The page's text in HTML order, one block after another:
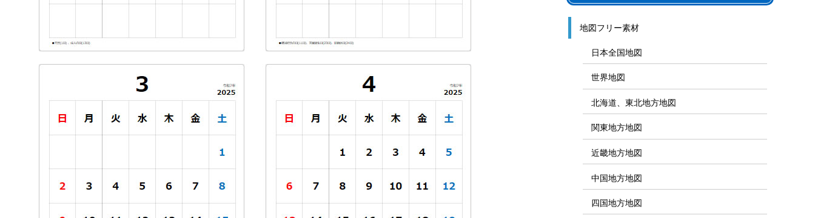
地図フリー素材
日本全国地図
世界地図
北海道、東北地方地図
関東地方地図
近畿地方地図
中国地方地図
四国地方地図